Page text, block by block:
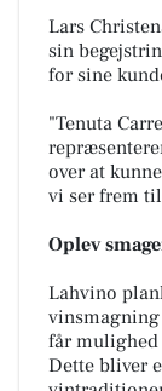
Lars
sin
for sine
"Tenuta
over at
vi ser frem
Oplev
Lahvino
vinsmagning
får mulighed
Dette bliver